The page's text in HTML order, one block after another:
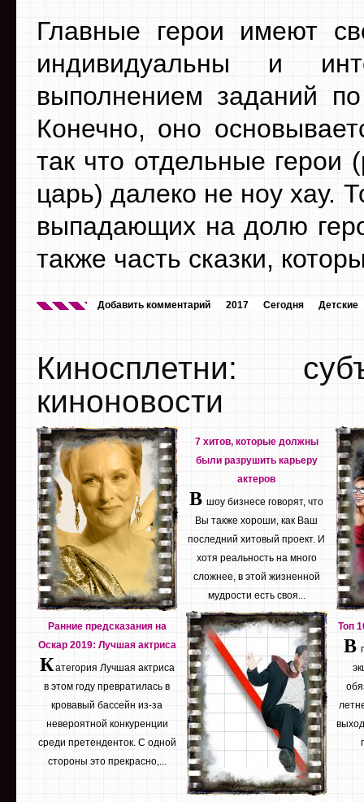
Главные герои имеют
индивидуальны и
выполнением заданий
Конечно, оно
так что отдельные герои
царь) далеко не ноу хау.
выпадающих на долю
также часть сказки,
2017 Сегодня Детские
Добавить комментарий
Киносплетни:
киноновости
Ранние предсказания на
Оскар 2019: Лучшая актриса
Категория Лучшая актриса
в этом году превратилась в
кровавый бассейн из-за
невероятной конкуренции
среди претенденток. С одной
стороны это прекрасно,...
7 хитов, которые должны
были разрушить карьеру
актеров
В шоу бизнесе говорят, что
Вы также хороши, как Ваш
последний хитовый проект. И
хотя реальность на много
сложнее, в этой жизненной
мудрости есть своя...
Топ
В